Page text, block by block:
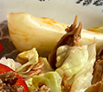
Marias